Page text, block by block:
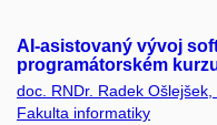
AI-asistovaný vývoj
programátorském
doc. RNDr. Radek Ošlejšek,
Fakulta informatiky